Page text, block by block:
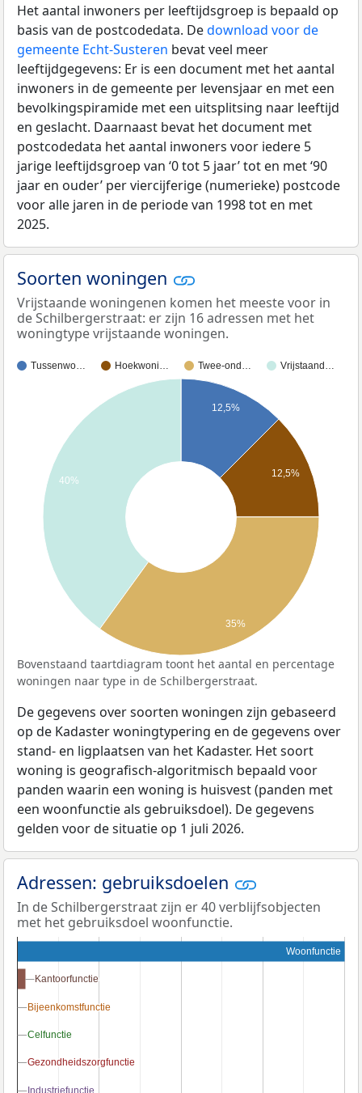
Het aantal inwoners per leeftijdsgroep is bepaald op
basis van de postcodedata. Dedownload voor de
gemeente Echt-Susteren bevat veel meer
leeftijdgegevens: Er is een document met het aantal
inwoners in de gemeente per levensjaar en met een
bevolkingspiramide met een uitsplitsing naar leeftijd
en geslacht. Daarnaast bevat het document met
postcodedata het aantal inwoners voor iedere 5
jarige leeftijdsgroep van ‘0 tot 5 jaar’ tot en met ‘90
jaar en ouder’ per viercijferige (numerieke) postcode
voor alle jaren in de periode van 1998 tot en met
2025.
Soorten woningen
Vrijstaande woningenen komen het meeste voor in
de Schilbergerstraat: er zijn 16 adressen met het
woningtype vrijstaande woningen.
Tussenwo… Hoekwoni… Twee-ond… Vrijstaand…
12,5%
12,5%
40%
35%
Bovenstaand taartdiagram toont het aantal en percentage
woningen naar type in de Schilbergerstraat.
De gegevens over soorten woningen zijn gebaseerd
op de Kadaster woningtypering en de gegevens over
stand- en ligplaatsen van het Kadaster. Het soort
woning is geografisch-algoritmisch bepaald voor
panden waarin een woning is huisvest (panden met
een woonfunctie als gebruiksdoel). De gegevens
gelden voor de situatie op 1 juli 2026.
Adressen: gebruiksdoelen
In de Schilbergerstraat zijn er 40 verblijfsobjecten
met het gebruiksdoel woonfunctie.
Woonfunctie
Kantoorfunctie
Kantoorfunctie
Bijeenkomstfunctie
Bijeenkomstfunctie
Celfunctie
Celfunctie
Gezondheidszorgfunctie
Gezondheidszorgfunctie